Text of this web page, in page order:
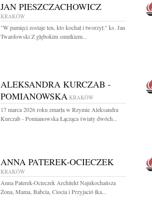
JAN PIESZCZACHOWICZ
KRAKÓW
"W pamięci zostaje ten, kto kochał i tworzył." ks. Jan
Twardowski Z głębokim smutkiem...
ALEKSANDRA KURCZAB -
POMIANOWSKA KRAKÓW
17 marca 2026 roku zmarła w Rzymie Aleksandra
Kurczab - Pomianowska Łącząca światy dwóch...
ANNA PATEREK-OCIECZEK
KRAKÓW
Anna Paterek-Ocieczek Architekt Najukochańsza
Żona, Mama, Babcia, Ciocia i Przyjació łka...